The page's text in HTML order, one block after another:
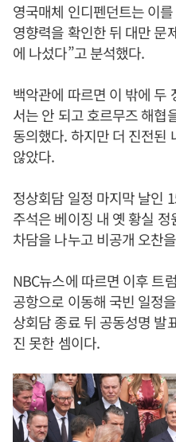
영국매체 인디펜던트는 이
영향력을 확인한 뒤 대만 문
에 나섰다”고 분석했다.
백악관에 따르면 이 밖에 두
서는 안 되고 호르무즈 해협
동의했다. 하지만 더 진전된
않았다.
정상회담 일정 마지막 날인
주석은 베이징 내 옛 황실
차담을 나누고 비공개 오찬
NBC뉴스에 따르면 이후 트
공항으로 이동해 국빈 일정
상회담 종료 뒤 공동성명 발
진 못한 셈이다.